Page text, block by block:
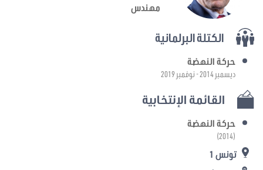
مهندس
الكتلة البرلمانية
حركة النهضة
ديسمبر 2014 - نوفمبر 2019
القائمة الإنتخابية
حركة النهضة
(2014)
تونس 1